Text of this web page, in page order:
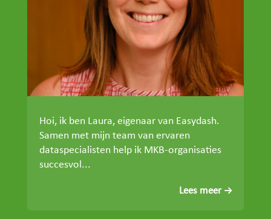
Hoi, ik ben Laura, eigenaar van Easydash.
Samen met mijn team van ervaren
dataspecialisten help ik MKB-organisaties
succesvol...
Lees meer